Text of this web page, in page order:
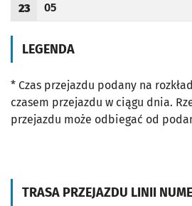
TRASA PRZEJAZDU LINII
Godzina odjazdu
23
Odjazd
05
minut po godzinie 23
LEGENDA
* Czas przejazdu podany na
czasem przejazdu w ciągu dnia.
przejazdu może odbiegać od